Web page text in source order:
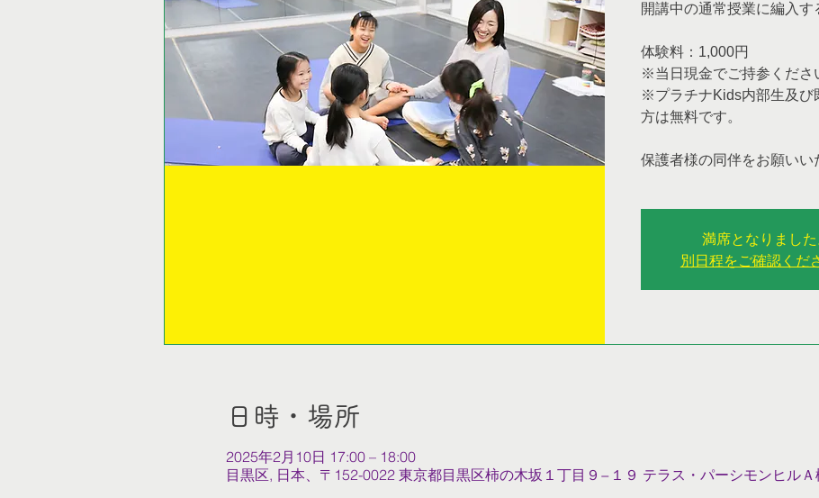
開講中の通常授業に編入す
体験料：1,000円
※当日現金でご持参くださ
※プラチナKids内部生及び
方は無料です。
保護者様の同伴をお願いい
満席となりました
別日程をご確認くだ
日時・場所
2025年2月10日 17:00 – 18:00
目黒区, 日本、〒152-0022 東京都目黒区柿の木坂１丁目９−１９ テラス・パーシモンヒルＡ